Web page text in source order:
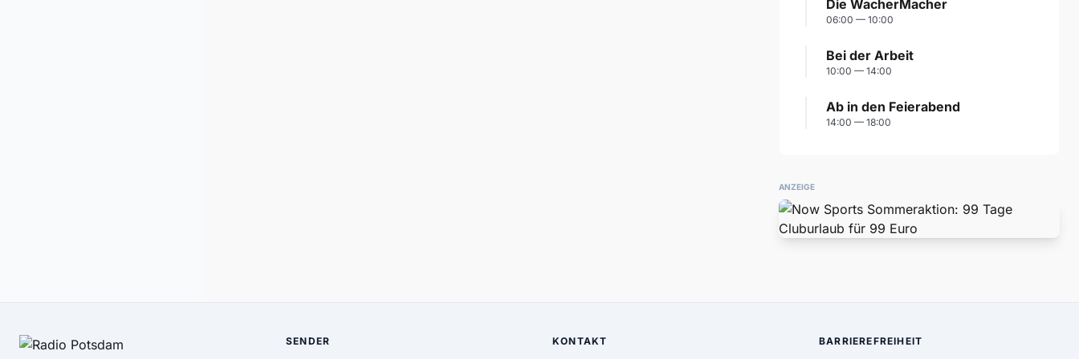
Die WacherMacher
06:00 — 10:00
Bei der Arbeit
10:00 — 14:00
Ab in den Feierabend
14:00 — 18:00
ANZEIGE
SENDER KONTAKT BARRIEREFREIHEIT